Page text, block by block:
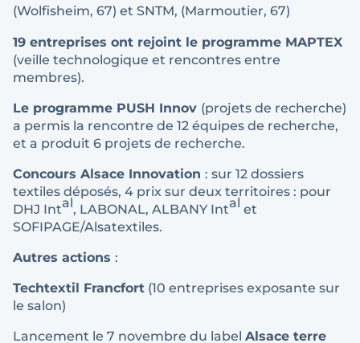
(Wolfisheim, 67) et SNTM, (Marmoutier, 67)
19 entreprises ont rejoint le programme MAPTEX
(veille technologique et rencontres entre
membres).
Le programme PUSH Innov (projets de recherche)
a permis la rencontre de 12 équipes de recherche,
et a produit 6 projets de recherche.
Concours Alsace Innovation : sur 12 dossiers
textiles déposés, 4 prix sur deux territoires : pour
DHJ Intal, LABONAL, ALBANY Intal et
SOFIPAGE/Alsatextiles.
Autres actions :
Techtextil Francfort (10 entreprises exposante sur
le salon)
Lancement le 7 novembre du label Alsace terre